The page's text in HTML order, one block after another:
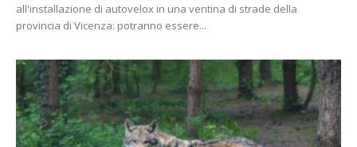
all'installazione di autovelox in una ventina di strade della
provincia di Vicenza: potranno essere...